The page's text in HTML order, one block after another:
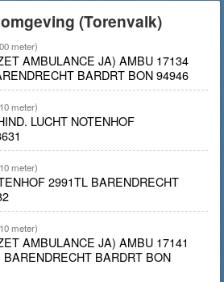
(Torenvalk)
meter)
AMBULANCE JA) AMBU 17134
BARDRT BON 94946
meter)
LUCHT NOTENHOF
meter)
2991TL BARENDRECHT
meter)
AMBULANCE JA) AMBU 17141
BARDRT BON